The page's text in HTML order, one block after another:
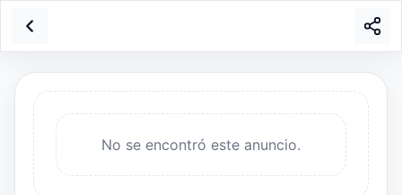
No se encontró este anuncio.